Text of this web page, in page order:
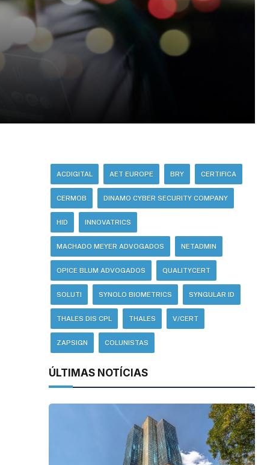
ACDIGITAL AET EUROPE BRY CERTIFICA
CERMOB DINAMO CYBER SECURITY COMPANY
HID INNOVATRICS
MACHADO MEYER ADVOGADOS NETADMIN
OPICE BLUM ADVOGADOS QUALITYCERT
SOLUTI SYNOLO BIOMETRICS SYNGULAR ID
THALES DIS CPL THALES V/CERT
ZAPSIGN COLUNISTAS
ÚLTIMAS NOTÍCIAS